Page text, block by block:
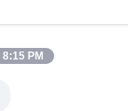
8:15 PM